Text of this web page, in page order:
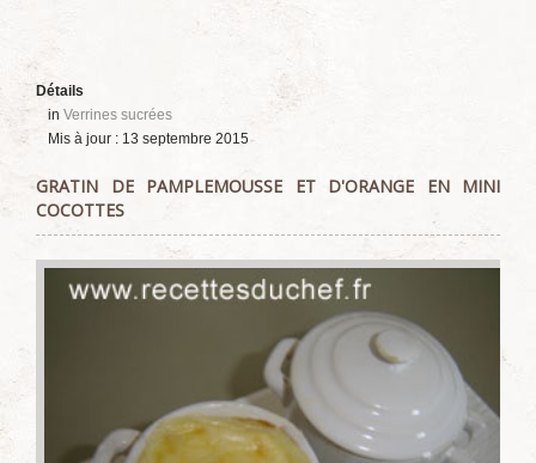
Détails
in Verrines sucrées
Mis à jour : 13 septembre 2015
GRATIN DE PAMPLEMOUSSE ET D'ORANGE EN MINI
COCOTTES